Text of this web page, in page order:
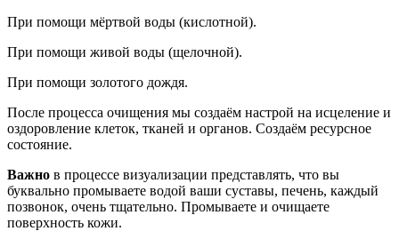
При помощи мёртвой воды (кислотной).
При помощи живой воды (щелочной).
При помощи золотого дождя.
После процесса очищения мы создаём настрой на исцеление и
оздоровление клеток, тканей и органов. Создаём ресурсное
состояние.
Важно в процессе визуализации представлять, что вы
буквально промываете водой ваши суставы, печень, каждый
позвонок, очень тщательно. Промываете и очищаете
поверхность кожи.